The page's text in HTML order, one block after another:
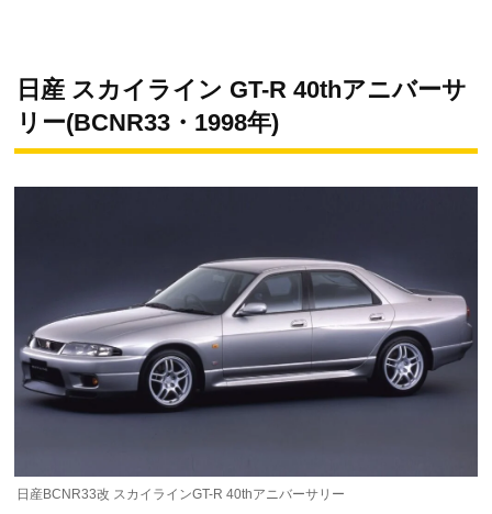
日産 スカイライン GT-R 40thアニバーサ
リー(BCNR33・1998年)
日産BCNR33改 スカイラインGT-R 40thアニバーサリー